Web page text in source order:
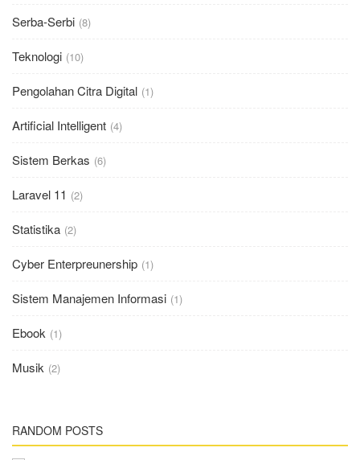
Serba-Serbi (8)
Teknologi (10)
Pengolahan Citra Digital (1)
Artificial Intelligent (4)
Sistem Berkas (6)
Laravel 11 (2)
Statistika (2)
Cyber Enterpreunership (1)
Sistem Manajemen Informasi (1)
Ebook (1)
Musik (2)
RANDOM POSTS
Angular JS
Membuat Variabel di Angular JS